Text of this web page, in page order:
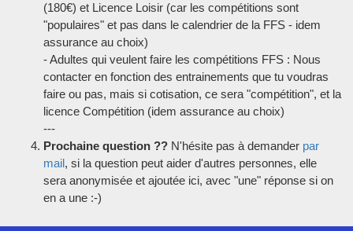
(180€) et Licence Loisir (car les compétitions sont
"populaires" et pas dans le calendrier de la FFS - idem
assurance au choix)
- Adultes qui veulent faire les compétitions FFS : Nous
contacter en fonction des entrainements que tu voudras
faire ou pas, mais si cotisation, ce sera "compétition", et la
licence Compétition (idem assurance au choix)
---
Prochaine question ?? N'hésite pas à demander par
mail, si la question peut aider d'autres personnes, elle
sera anonymisée et ajoutée ici, avec "une" réponse si on
en a une :-)